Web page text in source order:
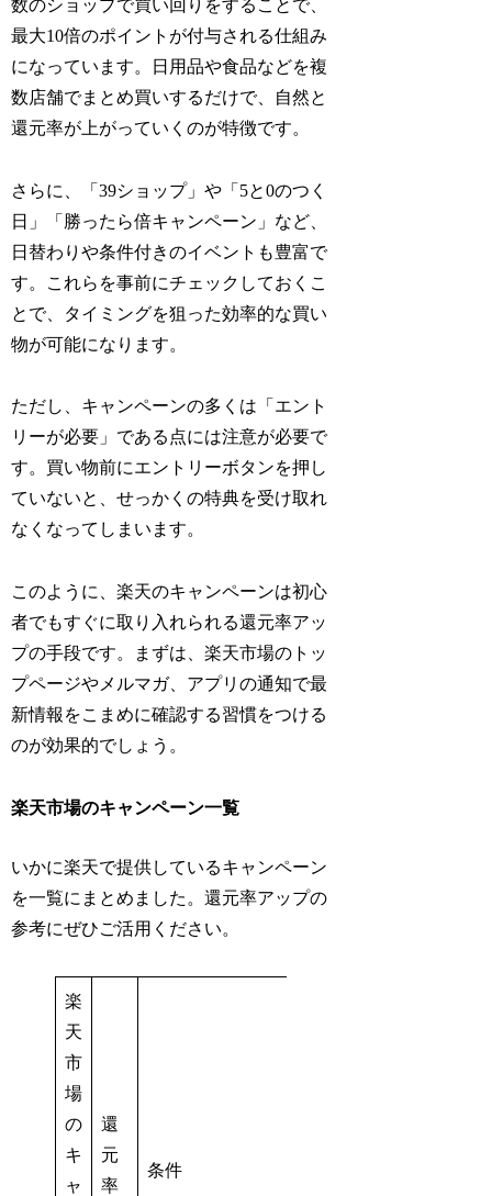
数のショップで買い回りをすることで、
最大10倍のポイントが付与される仕組み
になっています。日用品や食品などを複
数店舗でまとめ買いするだけで、自然と
還元率が上がっていくのが特徴です。
さらに、「39ショップ」や「5と0のつく
日」「勝ったら倍キャンペーン」など、
日替わりや条件付きのイベントも豊富で
す。これらを事前にチェックしておくこ
とで、タイミングを狙った効率的な買い
物が可能になります。
ただし、キャンペーンの多くは「エント
リーが必要」である点には注意が必要で
す。買い物前にエントリーボタンを押し
ていないと、せっかくの特典を受け取れ
なくなってしまいます。
このように、楽天のキャンペーンは初心
者でもすぐに取り入れられる還元率アッ
プの手段です。まずは、楽天市場のトッ
プページやメルマガ、アプリの通知で最
新情報をこまめに確認する習慣をつける
のが効果的でしょう。
楽天市場のキャンペーン一覧
いかに楽天で提供しているキャンペーン
を一覧にまとめました。還元率アップの
参考にぜひご活用ください。
楽
天
市
場
の
キ
ャ
還
元
率
条件